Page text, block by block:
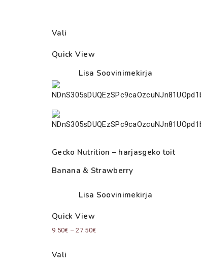
Vali
Quick View
Lisa Soovinimekirja
Gecko Nutrition – harjasgeko toit
Banana & Strawberry
Lisa Soovinimekirja
Quick View
9.50€ – 27.50€Price
Vali